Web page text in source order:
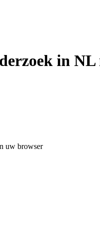
in
uw browser